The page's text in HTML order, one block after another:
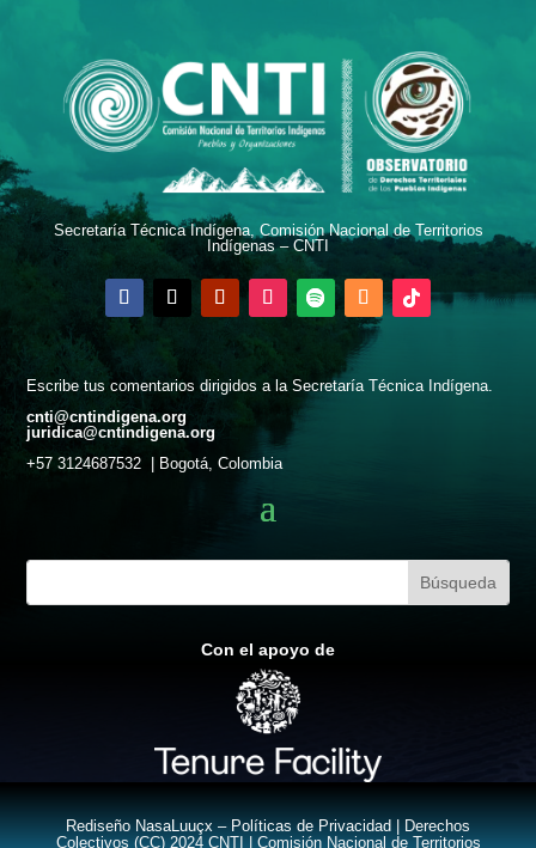
Secretaría Técnica Indígena, Comisión Nacional de Territorios
Indígenas – CNTI
Escribe tus comentarios dirigidos a la Secretaría Técnica Indígena.
cnti@cntindigena.org
juridica@cntindigena.org
+57 3124687532 | Bogotá, Colombia
Con el apoyo de
Rediseño NasaLuuçx – Políticas de Privacidad | Derechos
Colectivos (CC) 2024 CNTI | Comisión Nacional de Territorios